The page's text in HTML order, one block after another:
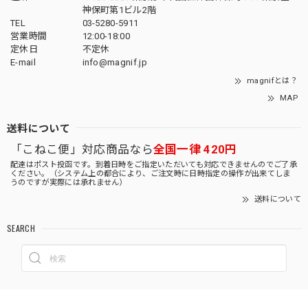
神保町第1ビル2階
TEL
03-5280-5911
営業時間
12:00-18:00
定休日
不定休
E-mail
info@magnif.jp
magnifとは？
MAP
送料について
「こねこ便」対応商品なら全国一律 420円
配達はポスト投函です。到着日時をご指定いただいても対応できませんのでご了承
ください。（システム上の都合により、ご注文時に日時指定の操作が出来てしま
うのですが実際には承れません）
送料について
SEARCH